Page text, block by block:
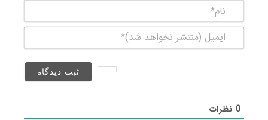
(منتشر
0نظرات